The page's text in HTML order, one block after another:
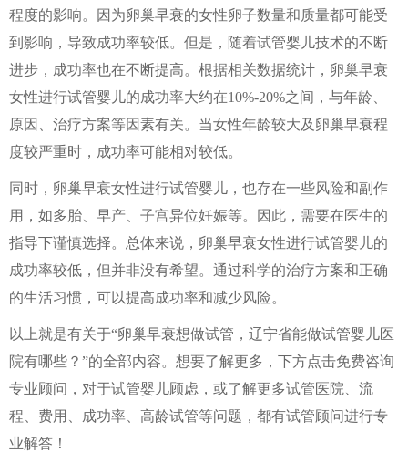
程度的影响。因为卵巢早衰的女性卵子数量和质量都可能受
到影响，导致成功率较低。但是，随着试管婴儿技术的不断
进步，成功率也在不断提高。根据相关数据统计，卵巢早衰
女性进行试管婴儿的成功率大约在10%-20%之间，与年龄、
原因、治疗方案等因素有关。当女性年龄较大及卵巢早衰程
度较严重时，成功率可能相对较低。
同时，卵巢早衰女性进行试管婴儿，也存在一些风险和副作
用，如多胎、早产、子宫异位妊娠等。因此，需要在医生的
指导下谨慎选择。总体来说，卵巢早衰女性进行试管婴儿的
成功率较低，但并非没有希望。通过科学的治疗方案和正确
的生活习惯，可以提高成功率和减少风险。
以上就是有关于“卵巢早衰想做试管，辽宁省能做试管婴儿医
院有哪些？”的全部内容。想要了解更多，下方点击免费咨询
专业顾问，对于试管婴儿顾虑，或了解更多试管医院、流
程、费用、成功率、高龄试管等问题，都有试管顾问进行专
业解答！